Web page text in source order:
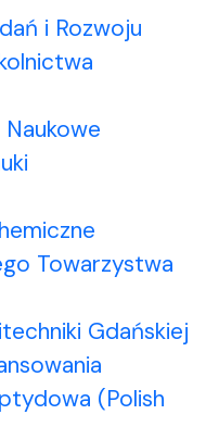
i Rozwoju
Towarzystwa
Gdańskiej
(Polish